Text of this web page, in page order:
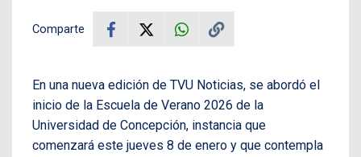
Comparte
En una nueva edición de TVU Noticias, se abordó el
inicio de la Escuela de Verano 2026 de la
Universidad de Concepción, instancia que
comenzará este jueves 8 de enero y que contempla